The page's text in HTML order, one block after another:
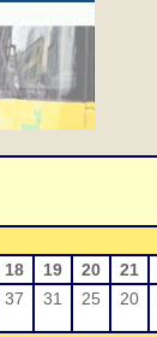
18 19 20 21
37 31 25 20